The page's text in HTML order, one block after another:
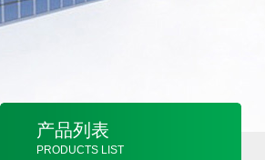
产品列表
PRODUCTS LIST